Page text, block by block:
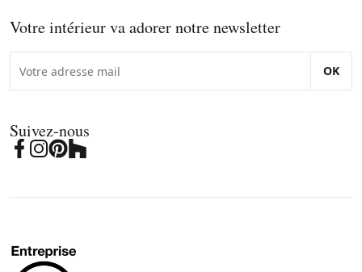
Votre intérieur va adorer notre newsletter
OK
Suivez-nous